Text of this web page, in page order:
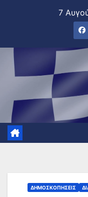
7
ΔΗΜΟΣΚΟΠΉΣΕΙΣ